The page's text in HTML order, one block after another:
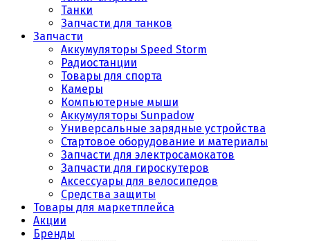
Танки
Запчасти для танков
Запчасти
Аккумуляторы Speed Storm
Радиостанции
Товары для спорта
Камеры
Компьютерные мыши
Аккумуляторы Sunpadow
Универсальные зарядные устройства
Стартовое оборудование и материалы
Запчасти для электросамокатов
Запчасти для гироскутеров
Аксессуары для велосипедов
Средства защиты
Товары для маркетплейса
Акции
Бренды